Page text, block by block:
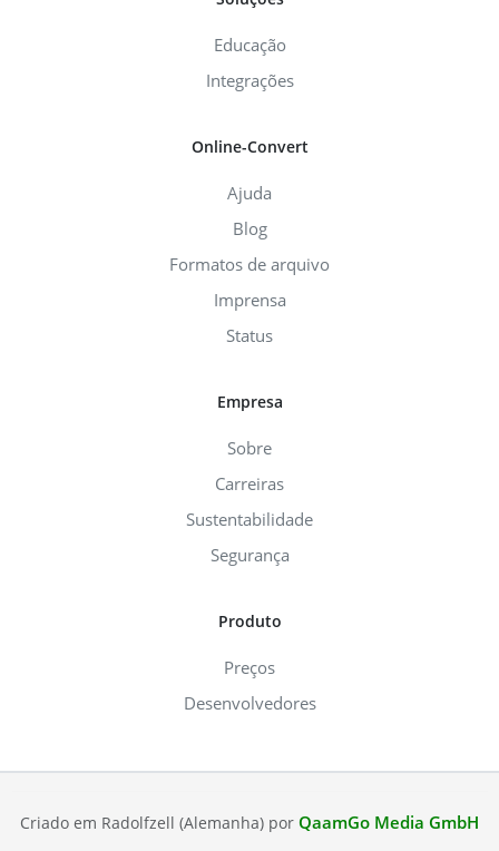
Educação
Integrações
Online-Convert
Ajuda
Blog
Formatos de arquivo
Imprensa
Status
Empresa
Sobre
Carreiras
Sustentabilidade
Segurança
Produto
Preços
Desenvolvedores
Criado em Radolfzell (Alemanha) por QaamGo Media GmbH